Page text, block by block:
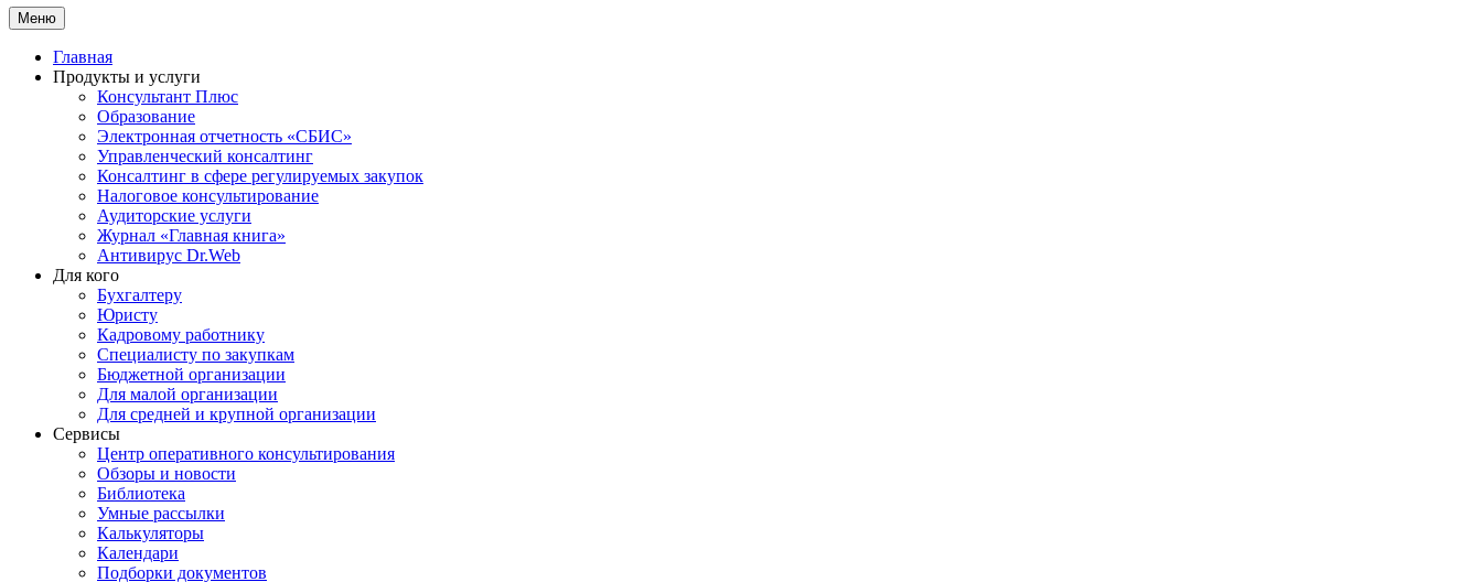
Меню
Главная
Продукты и услуги
Консультант Плюс
Образование
Электронная отчетность «СБИС»
Управленческий консалтинг
Консалтинг в сфере регулируемых закупок
Налоговое консультирование
Аудиторские услуги
Журнал «Главная книга»
Антивирус Dr.Web
Для кого
Бухгалтеру
Юристу
Кадровому работнику
Специалисту по закупкам
Бюджетной организации
Для малой организации
Для средней и крупной организации
Сервисы
Центр оперативного консультирования
Обзоры и новости
Библиотека
Умные рассылки
Калькуляторы
Календари
Подборки документов